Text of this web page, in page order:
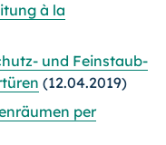
à la
und Feinstaub-
(12.04.2019)
per